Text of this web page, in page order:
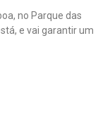
no Parque das
e vai garantir um